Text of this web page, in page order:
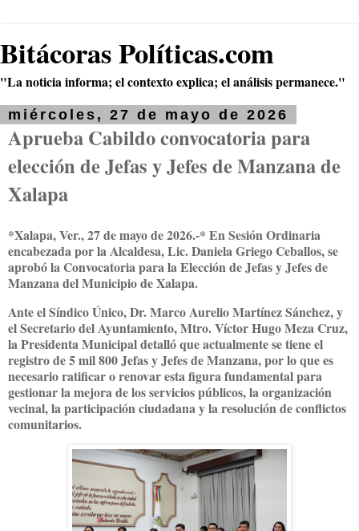
Bitácoras Políticas.com
"La noticia informa; el contexto explica; el análisis permanece."
miércoles, 27 de mayo de 2026
Aprueba Cabildo convocatoria para
elección de Jefas y Jefes de Manzana de
Xalapa
*Xalapa, Ver., 27 de mayo de 2026.-* En Sesión Ordinaria
encabezada por la Alcaldesa, Lic. Daniela Griego Ceballos, se
aprobó la Convocatoria para la Elección de Jefas y Jefes de
Manzana del Municipio de Xalapa.
Ante el Síndico Único, Dr. Marco Aurelio Martínez Sánchez, y
el Secretario del Ayuntamiento, Mtro. Víctor Hugo Meza Cruz,
la Presidenta Municipal detalló que actualmente se tiene el
registro de 5 mil 800 Jefas y Jefes de Manzana, por lo que es
necesario ratificar o renovar esta figura fundamental para
gestionar la mejora de los servicios públicos, la organización
vecinal, la participación ciudadana y la resolución de conflictos
comunitarios.